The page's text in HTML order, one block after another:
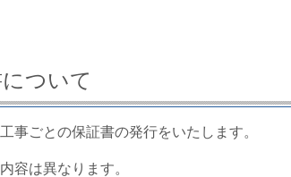
ついて
事ごとの保証書の発行をいたします。
容は異なります。